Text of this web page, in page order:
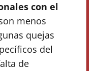
con el
menos
quejas
del
de